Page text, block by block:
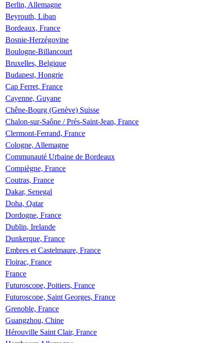
Berlin, Allemagne
Beyrouth, Liban
Bordeaux, France
Bosnie-Herzégovine
Boulogne-Billancourt
Bruxelles, Belgique
Budapest, Hongrie
Cap Ferret, France
Cayenne, Guyane
Chêne-Bourg (Genève) Suisse
Chalon-sur-Saône / Prés-Saint-Jean, France
Clermont-Ferrand, France
Cologne, Allemagne
Communauté Urbaine de Bordeaux
Compiègne, France
Coutras, France
Dakar, Senegal
Doha, Qatar
Dordogne, France
Dublin, Irelande
Dunkerque, France
Embres et Castelmaure, France
Floirac, France
France
Futuroscope, Poitiers, France
Futuroscope, Saint Georges, France
Grenoble, France
Guangzhou, Chine
Hérouville Saint Clair, France